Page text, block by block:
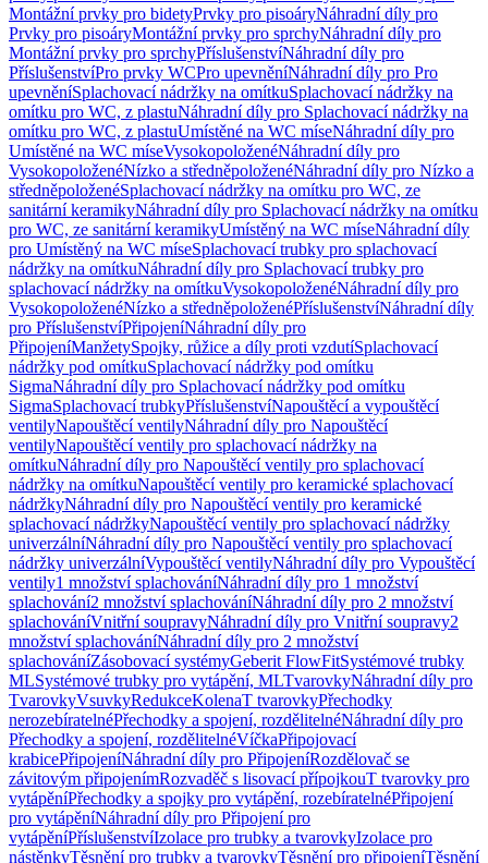
Montážní prvky pro bidetyPrvky pro pisoáryNáhradní díly pro
Prvky pro pisoáryMontážní prvky pro sprchyNáhradní díly pro
Montážní prvky pro sprchyPříslušenstvíNáhradní díly pro
PříslušenstvíPro prvky WCPro upevněníNáhradní díly pro Pro
upevněníSplachovací nádržky na omítkuSplachovací nádržky na
omítku pro WC, z plastuNáhradní díly pro Splachovací nádržky na
omítku pro WC, z plastuUmístěné na WC míseNáhradní díly pro
Umístěné na WC míseVysokopoloženéNáhradní díly pro
VysokopoloženéNízko a středněpoloženéNáhradní díly pro Nízko a
středněpoloženéSplachovací nádržky na omítku pro WC, ze
sanitární keramikyNáhradní díly pro Splachovací nádržky na omítku
pro WC, ze sanitární keramikyUmístěný na WC míseNáhradní díly
pro Umístěný na WC míseSplachovací trubky pro splachovací
nádržky na omítkuNáhradní díly pro Splachovací trubky pro
splachovací nádržky na omítkuVysokopoloženéNáhradní díly pro
VysokopoloženéNízko a středněpoloženéPříslušenstvíNáhradní díly
pro PříslušenstvíPřipojeníNáhradní díly pro
PřipojeníManžetySpojky, růžice a díly proti vzdutíSplachovací
nádržky pod omítkuSplachovací nádržky pod omítku
SigmaNáhradní díly pro Splachovací nádržky pod omítku
SigmaSplachovací trubkyPříslušenstvíNapouštěcí a vypouštěcí
ventilyNapouštěcí ventilyNáhradní díly pro Napouštěcí
ventilyNapouštěcí ventily pro splachovací nádržky na
omítkuNáhradní díly pro Napouštěcí ventily pro splachovací
nádržky na omítkuNapouštěcí ventily pro keramické splachovací
nádržkyNáhradní díly pro Napouštěcí ventily pro keramické
splachovací nádržkyNapouštěcí ventily pro splachovací nádržky
univerzálníNáhradní díly pro Napouštěcí ventily pro splachovací
nádržky univerzálníVypouštěcí ventilyNáhradní díly pro Vypouštěcí
ventily1 množství splachováníNáhradní díly pro 1 množství
splachování2 množství splachováníNáhradní díly pro 2 množství
splachováníVnitřní soupravyNáhradní díly pro Vnitřní soupravy2
množství splachováníNáhradní díly pro 2 množství
splachováníZásobovací systémyGeberit FlowFitSystémové trubky
MLSystémové trubky pro vytápění, MLTvarovkyNáhradní díly pro
TvarovkyVsuvkyRedukceKolenaT tvarovkyPřechodky
nerozebíratelnéPřechodky a spojení, rozdělitelnéNáhradní díly pro
Přechodky a spojení, rozdělitelnéVíčkaPřipojovací
krabicePřipojeníNáhradní díly pro PřipojeníRozdělovač se
závitovým připojenímRozvaděč s lisovací přípojkouT tvarovky pro
vytápěníPřechodky a spojky pro vytápění, rozebíratelnéPřipojení
pro vytápěníNáhradní díly pro Připojení pro
vytápěníPříslušenstvíIzolace pro trubky a tvarovkyIzolace pro
nástěnkyTěsnění pro trubky a tvarovkyTěsnění pro připojeníTěsnění